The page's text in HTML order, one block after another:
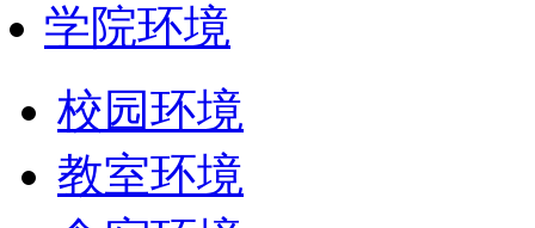
学院环境
校园环境
教室环境